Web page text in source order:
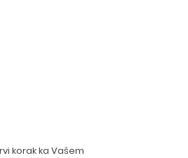
korak ka Vašem